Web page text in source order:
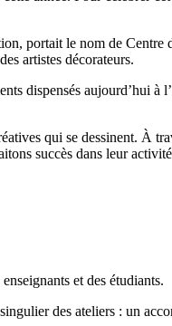
portait le nom de Centre
artistes décorateurs.
dispensés aujourd’hui
qui se dessinent. À
succès dans leur
et des étudiants.
des ateliers : un